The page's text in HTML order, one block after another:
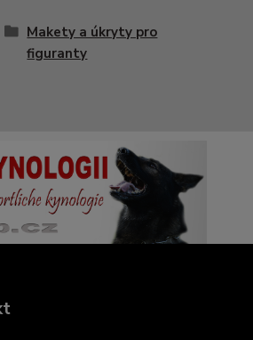
Makety a úkryty pro
figuranty